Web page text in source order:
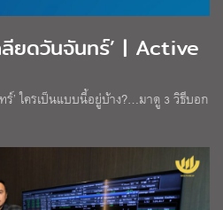
ลียดวันจันทร์’ | Active
ร์’ ใครเป็นแบบนี้อยู่บ้าง?…มาดู 3 วิธีบอก